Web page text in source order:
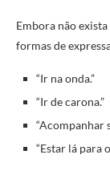
Embora não
formas de
“Ir na onda.”
“Ir de carona.”
“Acompanhar
“Estar lá para